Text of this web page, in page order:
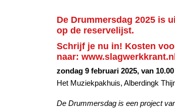
De Drummersdag 2025 is
op de reservelijst.
Schrijf je nu in! Kosten
naar:
zondag 9 februari 2025, van
Het Muziekpakhuis, Alberdingk
De Drummersdag is een project